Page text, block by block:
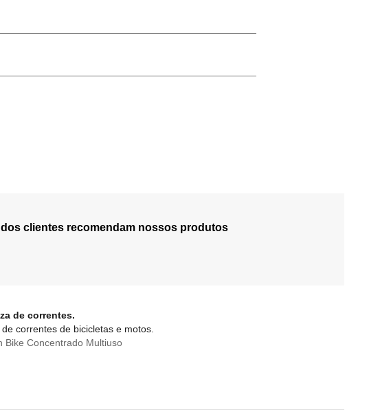
dos clientes recomendam nossos produtos
de correntes.
correntes de bicicletas e motos.
Bike Concentrado Multiuso